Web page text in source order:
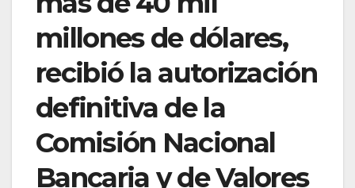
millones de dólares,
recibió la autorización
definitiva de la
Comisión Nacional
Bancaria y de Valores